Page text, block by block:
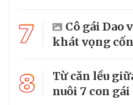
7
Cô gái Dao
khát vọng
8
Từ căn lều
nuôi 7 con